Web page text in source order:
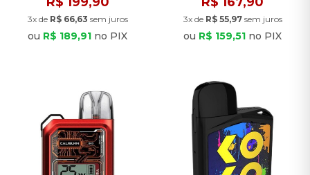
3x de R$ 66,63 sem juros
ou R$ 189,91 no PIX
3x de R$ 55,97sem juros
ou R$ 159,51 no PIX